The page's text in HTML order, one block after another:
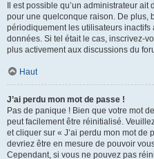
Il est possible qu’un administrateur
pour une quelconque raison. De plus,
périodiquement les utilisateurs
données. Si tel était le cas, inscrivez-
plus activement aux discussions du
Haut
J’ai perdu mon mot de passe !
Pas de panique ! Bien que votre mot
peut facilement être réinitialisé.
et cliquer sur « J’ai perdu mon mot de
devriez être en mesure de pouvoir
Cependant, si vous ne pouvez pas